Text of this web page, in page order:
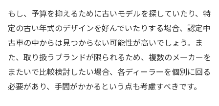
もし、予算を抑えるために古いモデルを探していたり、特
定の古い年式のデザインを好んでいたりする場合、認定中
古車の中からは見つからない可能性が高いでしょう。ま
た、取り扱うブランドが限られるため、複数のメーカーを
またいで比較検討したい場合、各ディーラーを個別に回る
必要があり、手間がかかるという点も考慮すべきです。